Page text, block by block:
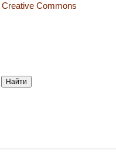
Creative Commons